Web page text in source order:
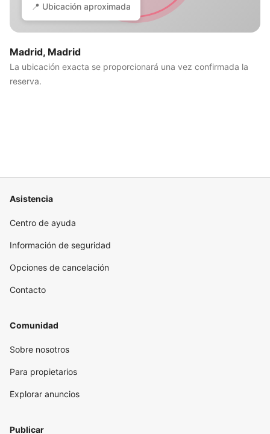
📍 Ubicación aproximada
Madrid, Madrid
La ubicación exacta se proporcionará una vez confirmada la
reserva.
Asistencia
Centro de ayuda
Información de seguridad
Opciones de cancelación
Contacto
Comunidad
Sobre nosotros
Para propietarios
Explorar anuncios
Publicar